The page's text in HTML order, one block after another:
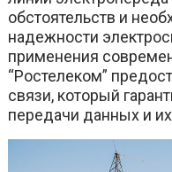
обстоятельств и
надежности
применения
“Ростелеком”
связи, который
передачи данных и